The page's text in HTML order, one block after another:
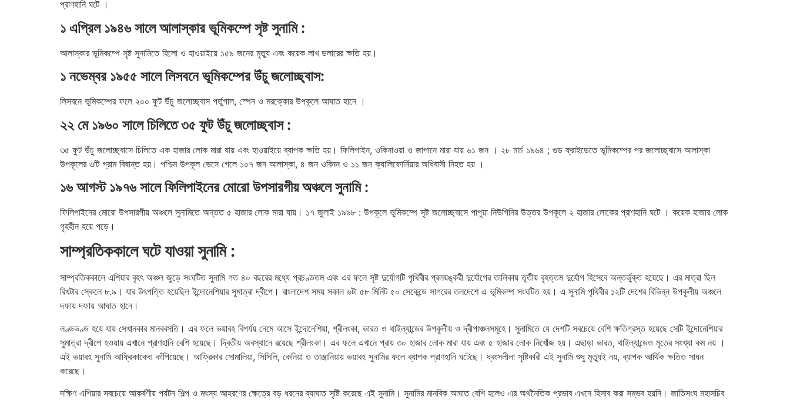
প্রাণহানি ঘটে ।
১ এপ্রিল ১৯৪৬ সালে আলাস্কার ভূমিকম্পে সৃষ্ট সুনামি :
আলাস্কার ভূমিকম্পে সৃষ্ট সুনামিতে হিলো ও হাওয়াইয়ে ১৫৯ জনের মৃত্যু এবং কয়েক লাখ ডলারের ক্ষতি হয়।
১ নভেম্বর ১৯৫৫ সালে লিসবনে ভূমিকম্পের উঁচু জলোচ্ছ্বাস:
লিসবনে ভূমিকম্পের ফলে ২০০ ফুট উঁচু জলোচ্ছ্বাস পর্তুগাল, স্পেন ও মরক্কোর উপকূলে আঘাত হানে ।
২২ মে ১৯৬০ সালে চিলিতে ৩৫ ফুট উঁচু জলোচ্ছ্বাস :
৩৫ ফুট উঁচু জলোচ্ছ্বাসে চিলিতে এক হাজার লোক মারা যায় এবং হাওয়াইয়ে ব্যাপক ক্ষতি হয়। ফিলিপাইন, ওকিনাওয়া ও জাপানে মারা যায় ৬১ জন । ২৮ মার্চ ১৯৬৪ ; গুড ফ্রাইডেতে ভূমিকম্পের পর জলোচ্ছ্বাসে আলাস্কা
উপকূলের ৩টি গ্রাম বিষান্ত হয়। পশ্চিম উপকূল ভেসে গেলে ১০৭ জন আলাস্কা, ৪ জন ওবিনন ও ১১ জন ক্যালিফোর্নিয়ার অধিবাসী নিহত হয় ।
১৬ আগস্ট ১৯৭৬ সালে ফিলিপাইনের মোরো উপসারগীয় অঞ্চলে সুনামি :
ফিলিপাইনের মোরো উপসারগীয় অঞ্চলে সুনামিতে অন্তত ৫ হাজার লোক মারা যায়। ১৭ জুলাই ১৯৯৮ : উপকূলে ভূমিকম্পে সৃষ্ট জলোচ্ছ্বাসে পাপুয়া নিউগিনির উত্তর উপকূলে ২ হাজার লোকের প্রাণহানি ঘটে । কয়েক হাজার লোক
গৃহহীন হয়ে পড়ে।
সাম্প্রতিককালে ঘটে যাওয়া সুনামি :
সাম্প্রতিককালে এশিয়ার বৃহৎ অঞ্চল জুড়ে সংঘটিত সুনামি গত ৪০ বছরের মধ্যে প্রচণ্ডতম এবং এর ফলে সৃষ্ট দুর্যোগটি পৃথিবীর প্রলয়ঙ্করী দুর্যোগের তালিকায় তৃতীয় বৃহত্তম দুর্যোগ হিসেবে অন্তর্ভুক্ত হয়েছে। এর মাত্রা ছিল
রিখটার স্কেলে ৮.৯। যার উৎপত্তি হয়েছিল ইন্দোনেশিয়ার সুমাত্রা দ্বীপে। বাংলাদেশ সময় সকাল ৬টা ৫৮ মিনিট ৫০ সেকেন্ডে সাগরের তলদেশে এ ভূমিকম্প সংঘটিত হয়। এ সুনামি পৃথিবীর ১২টি দেশের বিভিন্ন উপকূলীয় অঞ্চলে
দফায় দফায় আঘাত হানে।
লণ্ডভণ্ড হয়ে যায় সেখানকার মানববসতি। এর ফলে ভয়াবহ বিপর্যয় নেমে আসে ইন্দোনেশিয়া, শ্রীলংকা, ভারত ও থাইল্যান্ডের উপকূলীয় ও দ্বীপাঞ্চলসমূহে। সুনামিতে যে দেশটি সবচেয়ে বেশি ক্ষতিগ্রস্ত হয়েছে সেটি ইন্দোনেশিয়ার
সুমাত্রা দ্বীপে হওয়ায় এখানে প্রাণহানি বেশি হয়েছে। দ্বিতীয় অবস্থানে রয়েছে শ্রীলংকা। এর ফলে এখানে প্রায় ৩০ হাজার লোক মারা যায় এবং ৫ হাজার লোক নিখোঁজ হয়। এছাড়া ভারত, থাইল্যান্ডেও মৃতের সংখ্যা কম নয় ।
এই ভয়াবহ সুনামি আফ্রিকাকেও কাঁপিয়েছে। আফ্রিকার সোমালিয়া, সিসিলি, কেনিয়া ও তাঞ্জানিয়ায় ভয়াবহ সুনামির ফলে ব্যাপক প্রাণহানি ঘটেছে। ধ্বংসলীলা সৃষ্টিকারী এই সুনামি শুধু মৃত্যুই নয়, ব্যাপক আর্থিক ক্ষতিও সাধন
করেছে।
দক্ষিণ এশিয়ার সবচেয়ে আকর্ষণীয় পর্যটন শিল্প ও মৎস্য আহরণের ক্ষেত্রে বড় ধরনের ব্যাঘাত সৃষ্টি করেছে এই সুনামি। সুনামির মানবিক আঘাত বেশি হলেও এর অর্থনৈতিক প্রভাব এখনে হিসাব করা সম্ভব হয়নি। জাতিসংঘ মহাসচিব